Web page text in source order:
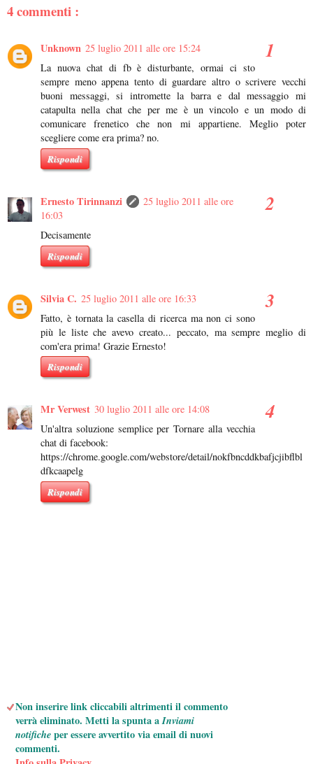
4 commenti :
Unknown 25 luglio 2011 alle ore 15:24
La nuova chat di fb è disturbante, ormai ci sto
sempre meno appena tento di guardare altro o scrivere vecchi
buoni messaggi, si intromette la barra e dal messaggio mi
catapulta nella chat che per me è un vincolo e un modo di
comunicare frenetico che non mi appartiene. Meglio poter
scegliere come era prima? no.
Rispondi
Ernesto Tirinnanzi
25 luglio 2011 alle ore
16:03
Decisamente
Rispondi
Silvia C. 25 luglio 2011 alle ore 16:33
Fatto, è tornata la casella di ricerca ma non ci sono
più le liste che avevo creato... peccato, ma sempre meglio di
com'era prima! Grazie Ernesto!
Rispondi
Mr Verwest 30 luglio 2011 alle ore 14:08
Un'altra soluzione semplice per Tornare alla vecchia
chat di facebook:
https://chrome.google.com/webstore/detail/nokfbncddkbafjcjibflbl
dfkcaapelg
Rispondi
Non inserire link cliccabili altrimenti il commento
verrà eliminato. Metti la spunta aInviami
notificheper essere avvertito via email di nuovi
commenti.